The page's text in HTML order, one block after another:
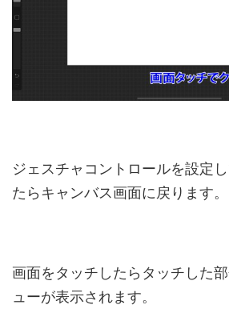
ジェスチャコントロールを設定
たらキャンバス画面に戻ります。
画面をタッチしたらタッチした
ューが表示されます。